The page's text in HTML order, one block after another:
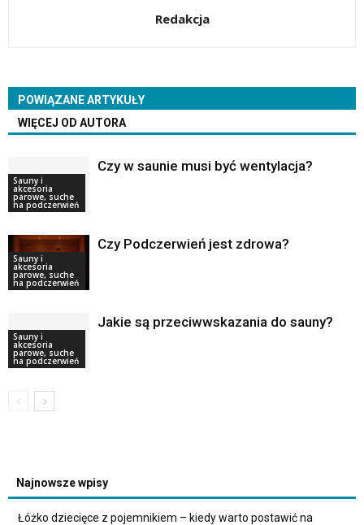
Redakcja
POWIĄZANE ARTYKUŁY
WIĘCEJ OD AUTORA
Sauny i
akcesoria
parowe, suche
na podczerwień
Czy w saunie musi być wentylacja?
Sauny i
akcesoria
parowe, suche
na podczerwień
Czy Podczerwień jest zdrowa?
Sauny i
akcesoria
parowe, suche
na podczerwień
Jakie są przeciwwskazania do sauny?
Najnowsze wpisy
Łóżko dziecięce z pojemnikiem – kiedy warto postawić na